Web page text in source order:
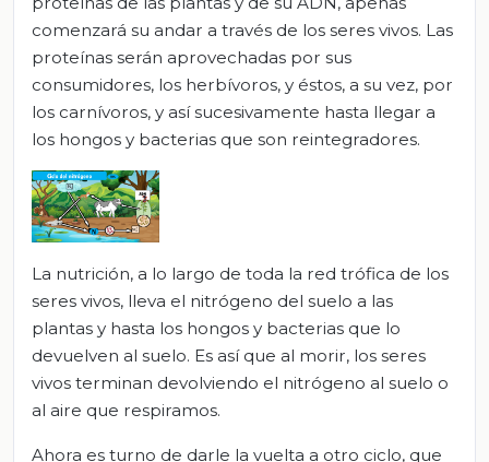
comenzará su andar a través de los seres vivos. Las
proteínas serán aprovechadas por sus
consumidores, los herbívoros, y éstos, a su vez, por
los carnívoros, y así sucesivamente hasta llegar a
los hongos y bacterias que son reintegradores.
La nutrición, a lo largo de toda la red trófica de los
seres vivos, lleva el nitrógeno del suelo a las
plantas y hasta los hongos y bacterias que lo
devuelven al suelo. Es así que al morir, los seres
vivos terminan devolviendo el nitrógeno al suelo o
al aire que respiramos.
Ahora es turno de darle la vuelta a otro ciclo, que